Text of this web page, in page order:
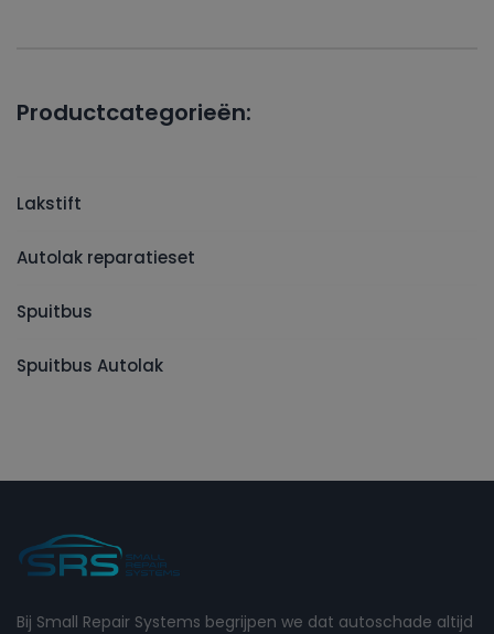
Productcategorieën:
Lakstift
Autolak reparatieset
Spuitbus
Spuitbus Autolak
Bij Small Repair Systems begrijpen we dat autoschade altijd